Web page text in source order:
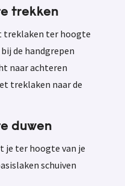
trekken
treklaken ter hoogte
de handgrepen
naar achteren
treklaken naar de
duwen
je ter hoogte van je
schuiven